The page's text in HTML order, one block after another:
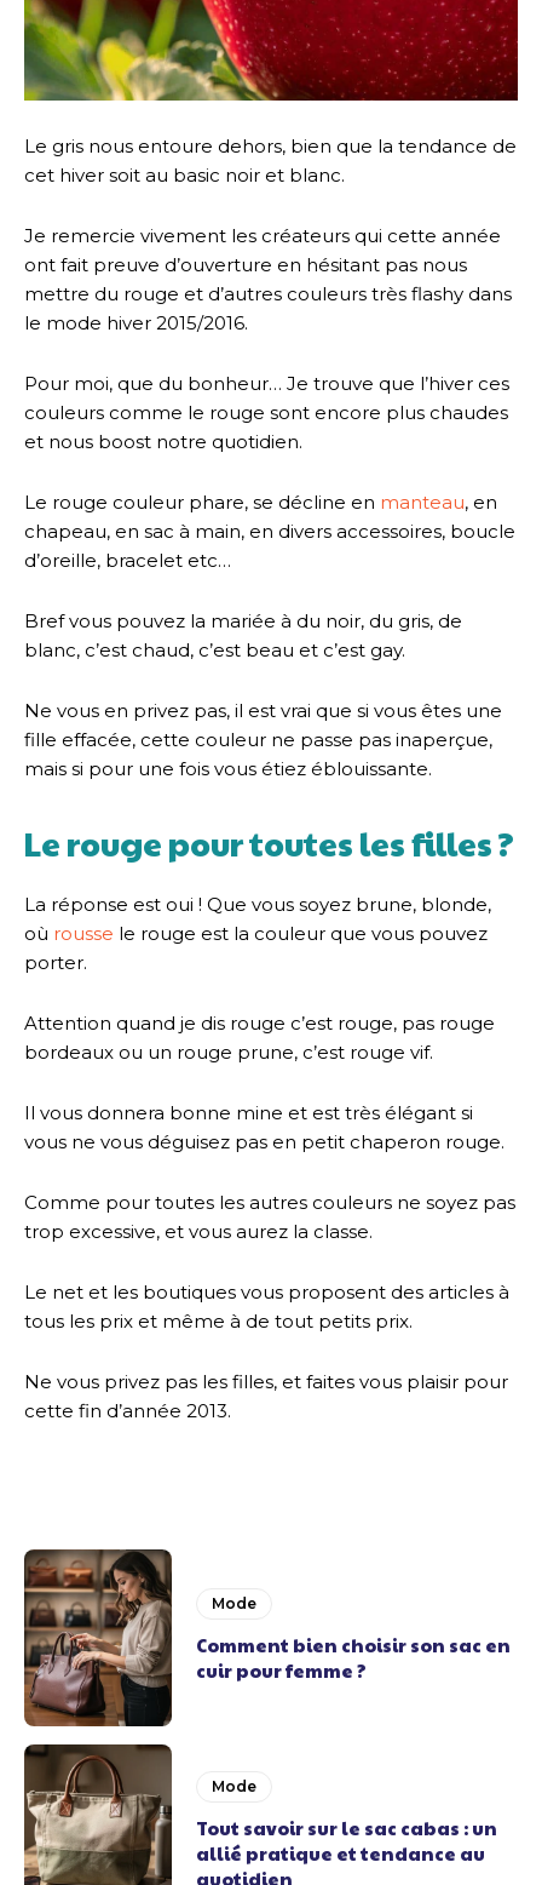
Le gris nous entoure dehors, bien que la tendance de
cet hiver soit au basic noir et blanc.
Je remercie vivement les créateurs qui cette année
ont fait preuve d’ouverture en hésitant pas nous
mettre du rouge et d’autres couleurs très flashy dans
le mode hiver 2015/2016.
Pour moi, que du bonheur… Je trouve que l’hiver ces
couleurs comme le rouge sont encore plus chaudes
et nous boost notre quotidien.
Le rouge couleur phare, se décline en manteau, en
chapeau, en sac à main, en divers accessoires, boucle
d’oreille, bracelet etc…
Bref vous pouvez la mariée à du noir, du gris, de
blanc, c’est chaud, c’est beau et c’est gay.
Ne vous en privez pas, il est vrai que si vous êtes une
fille effacée, cette couleur ne passe pas inaperçue,
mais si pour une fois vous étiez éblouissante.
Le rouge pour toutes les filles ?
La réponse est oui ! Que vous soyez brune, blonde,
où rousse le rouge est la couleur que vous pouvez
porter.
Attention quand je dis rouge c’est rouge, pas rouge
bordeaux ou un rouge prune, c’est rouge vif.
Il vous donnera bonne mine et est très élégant si
vous ne vous déguisez pas en petit chaperon rouge.
Comme pour toutes les autres couleurs ne soyez pas
trop excessive, et vous aurez la classe.
Le net et les boutiques vous proposent des articles à
tous les prix et même à de tout petits prix.
Ne vous privez pas les filles, et faites vous plaisir pour
cette fin d’année 2013.
Mode
Comment bien choisir son sac en
cuir pour femme ?
Mode
Tout savoir sur le sac cabas : un
allié pratique et tendance au
quotidien